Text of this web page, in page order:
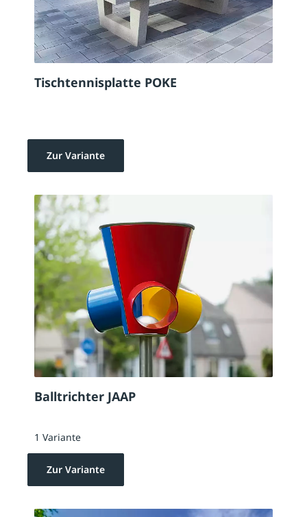
Tischtennisplatte POKE
Zur Variante
Balltrichter JAAP
1 Variante
Zur Variante